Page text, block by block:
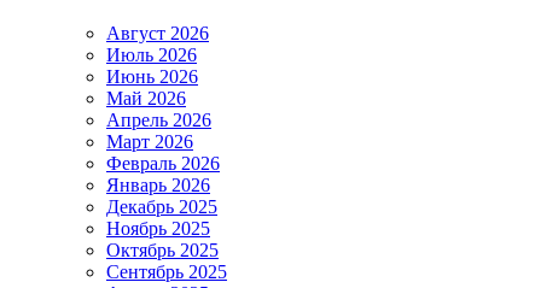
Август 2026
Июль 2026
Июнь 2026
Май 2026
Апрель 2026
Март 2026
Февраль 2026
Январь 2026
Декабрь 2025
Ноябрь 2025
Октябрь 2025
Сентябрь 2025